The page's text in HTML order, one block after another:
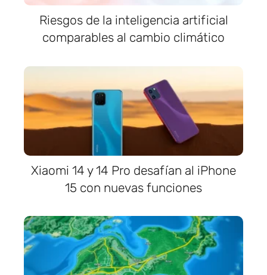
Riesgos de la inteligencia artificial
comparables al cambio climático
Xiaomi 14 y 14 Pro desafían al iPhone
15 con nuevas funciones